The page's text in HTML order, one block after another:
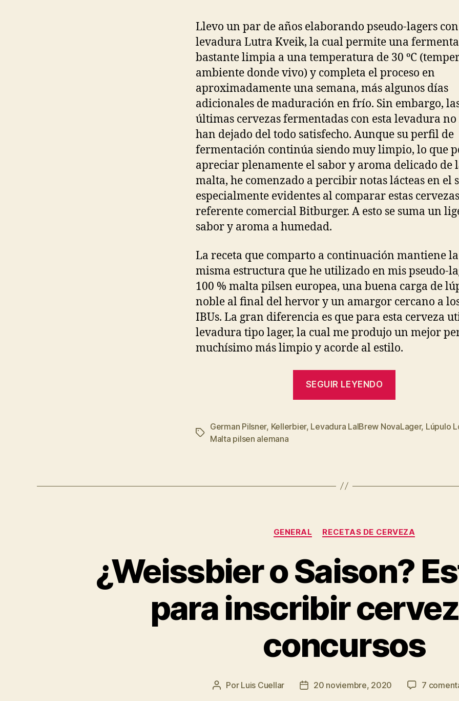
Llevo un par de años elaborando pseudo-lagers con
levadura Lutra Kveik, la cual permite una
bastante limpia a una temperatura de 30 ºC
ambiente donde vivo) y completa el proceso en
aproximadamente una semana, más algunos días
adicionales de maduración en frío. Sin embargo,
últimas cervezas fermentadas con esta levadura no
han dejado del todo satisfecho. Aunque su perfil de
fermentación continúa siendo muy limpio, lo que
apreciar plenamente el sabor y aroma delicado de
malta, he comenzado a percibir notas lácteas en el
especialmente evidentes al comparar estas
referente comercial Bitburger. A esto se suma un
sabor y aroma a humedad.
La receta que comparto a continuación mantiene la
misma estructura que he utilizado en mis pseudo-
100 % malta pilsen europea, una buena carga de
noble al final del hervor y un amargor cercano a
IBUs. La gran diferencia es que para esta cerveza
levadura tipo lager, la cual me produjo un mejor
muchísimo más limpio y acorde al estilo.
SEGUIR LEYENDO
lúpulo
Etiquetas
German Pilsner, Kellerbier, Levadura LalBrew NovaLager, Lúpulo
Malta pilsen alemana
Categorías
GENERAL RECETAS DE CERVEZA
¿Weissbier o Saison?
para inscribir
concursos
Autor
Por Luis Cuellar
Fecha20 noviembre, 2020 7